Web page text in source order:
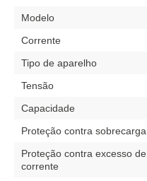
Modelo
Corrente
Tipo de aparelho
Tensão
Capacidade
Proteção contra sobrecarga
Proteção contra excesso de
corrente